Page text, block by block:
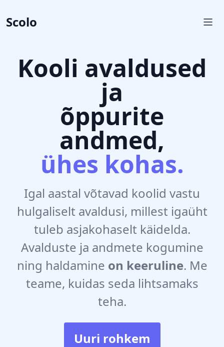
Scolo
Kooli avaldused
ja
õppurite
andmed,
ühes kohas.
Igal aastal võtavad koolid vastu
hulgaliselt avaldusi, millest igaüht
tuleb asjakohaselt käidelda.
Avalduste ja andmete kogumine
ning haldamine on keeruline. Me
teame, kuidas seda lihtsamaks
teha.
Uuri rohkem